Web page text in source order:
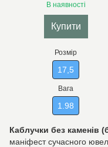
В наявності
Купити
Розмір
17,5
Вага
1.98
Каблучки без каменів
маніфест сучасного